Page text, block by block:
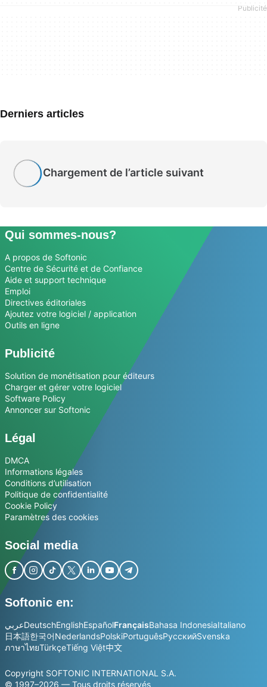
Derniers articles
Chargement de l’article suivant
Qui sommes-nous?
A propos de Softonic
Centre de Sécurité et de Confiance
Aide et support technique
Emploi
Directives éditoriales
Ajoutez votre logiciel / application
Outils en ligne
Publicité
Solution de monétisation pour éditeurs
Charger et gérer votre logiciel
Software Policy
Annoncer sur Softonic
Légal
DMCA
Informations légales
Conditions d’utilisation
Politique de confidentialité
Cookie Policy
Paramètres des cookies
Social media
Softonic en:
عربيDeutschEnglishEspañolFrançaisBahasa IndonesiaItaliano
日本語한국어NederlandsPolskiPortuguêsРусскийSvenska
ภาษาไทยTürkçeTiếng Việt中文
Copyright SOFTONIC INTERNATIONAL S.A.
© 1997–2026 — Tous droits réservés